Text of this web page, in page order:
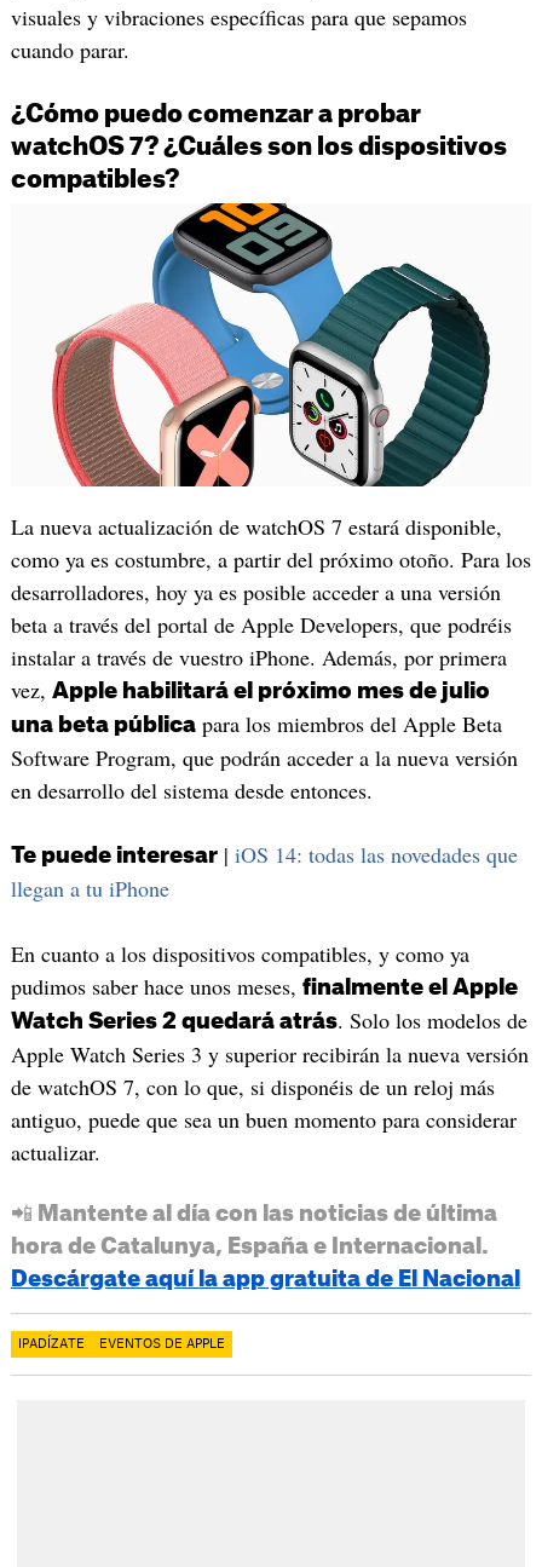
visuales y vibraciones específicas para que sepamos
cuando parar.
¿Cómo puedo comenzar a probar
watchOS 7? ¿Cuáles son los dispositivos
compatibles?
La nueva actualización de watchOS 7 estará disponible,
como ya es costumbre, a partir del próximo otoño. Para los
desarrolladores, hoy ya es posible acceder a una versión
beta a través del portal de Apple Developers, que podréis
instalar a través de vuestro iPhone. Además, por primera
vez, Apple habilitará el próximo mes de julio
una beta públicapara los miembros del Apple Beta
Software Program, que podrán acceder a la nueva versión
en desarrollo del sistema desde entonces.
Te puede interesar| iOS 14: todas las novedades que
llegan a tu iPhone
En cuanto a los dispositivos compatibles, y como ya
pudimos saber hace unos meses, finalmente el Apple
Watch Series 2 quedará atrás. Solo los modelos de
Apple Watch Series 3 y superior recibirán la nueva versión
de watchOS 7, con lo que, si disponéis de un reloj más
antiguo, puede que sea un buen momento para considerar
actualizar.
📲 Mantente al día con las noticias de última
hora de Catalunya, España e Internacional.
Descárgate aquí la app gratuita de El Nacional
IPADÍZATE EVENTOS DE APPLE